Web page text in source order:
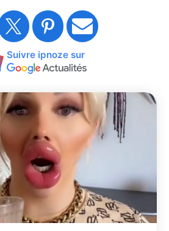
Suivre ipnoze sur